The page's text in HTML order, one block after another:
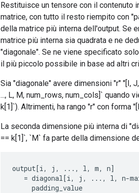
Restituisce un tensore con il contenuto
matrice, con tutto il resto riempito con
della matrice più interna dell'output. Se
matrice più interna sia quadrata e ne
"diagonale". Se ne viene specificato
il più piccolo possibile in base ad altri
Sia "diagonale" avere dimensioni "r" "[I,
..., L, M, num_rows, num_cols]` quando
k[1]`). Altrimenti, ha rango "r" con forma
La seconda dimensione più interna di
== k[1]`, `M` fa parte della dimensione
output[i, j , ..., l, m, n]
= diagonal[i, j , ..., l, n-
padding_value